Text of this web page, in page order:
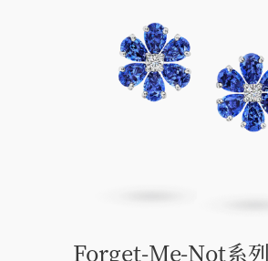
Forget-Me-Not系